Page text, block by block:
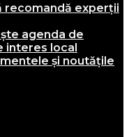
recomandă experții
agenda de
interes local
și noutățile